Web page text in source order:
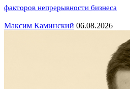
факторов непрерывности бизнеса
Максим Каминский 06.08.2026